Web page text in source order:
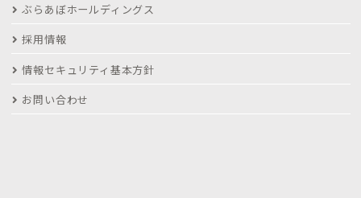
ぶらあぼホールディングス
採用情報
情報セキュリティ基本方針
お問い合わせ